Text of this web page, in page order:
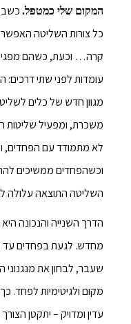
המקום שלי כמטפל.
כל צורות השליטה
קרה… וכעת, כשהם
עומדות לפני שתי דרכים:
מגוון חדש של כלים
משכרת, ומפעיל
לא מתמודד עם הפחדים,
וכשהפחדים ממשיכים
השליטה התוצאה עלולה
הדרך השנייה והנכונה
מחדש. לגעת בפחדים עד
שעבר, לבחון את
מקום ולגיטימיות לפחד.
עדין ומדויק – יתקטן